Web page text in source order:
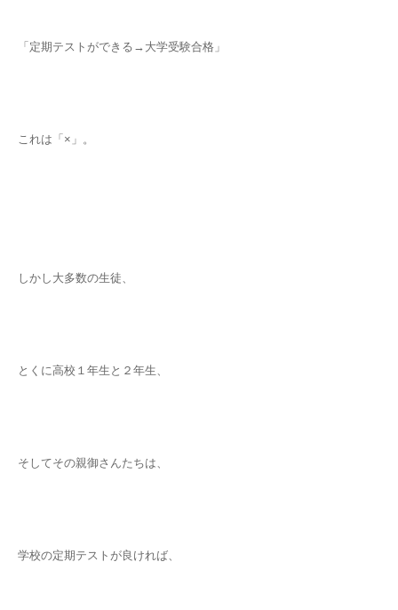
「定期テストができる→大学受験合格」
これは「×」。
しかし大多数の生徒、
とくに高校１年生と２年生、
そしてその親御さんたちは、
学校の定期テストが良ければ、